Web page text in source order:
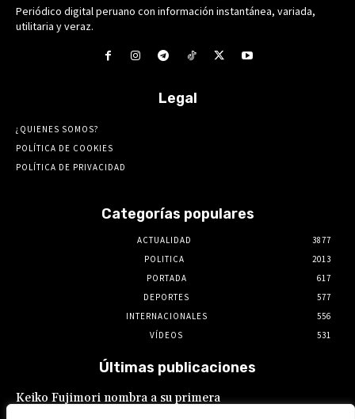
Periódico digital peruano con información instantánea, variada,
utilitaria y veraz.
Legal
¿QUIENES SOMOS?
POLÍTICA DE COOKIES
POLÍTICA DE PRIVACIDAD
Categorías populares
ACTUALIDAD
3877
POLITICA
2013
PORTADA
617
DEPORTES
577
INTERNACIONALES
556
VÍDEOS
531
Últimas publicaciones
Keiko Fujimori nombra a su primera